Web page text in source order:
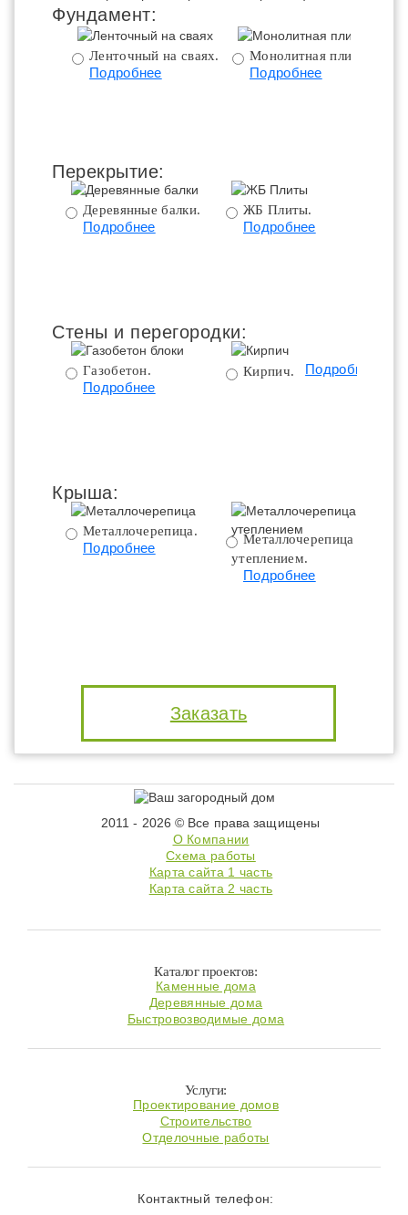
Фундамент:
Ленточный на сваях.
Подробнее
Монолитная плита.
Подробнее
Перекрытие:
Деревянные балки.
Подробнее
ЖБ Плиты.
Подробнее
Стены и перегородки:
Газобетон.
Подробнее
Кирпич. Подробнее
Крыша:
Металлочерепица.
Подробнее
Металлочерепица с
утеплением.
Подробнее
Заказать
2011 - 2026 © Все права защищены
О Компании
Схема работы
Карта сайта 1 часть
Карта сайта 2 часть
Каталог проектов:
Каменные дома
Деревянные дома
Быстровозводимые дома
Услуги:
Проектирование домов
Строительство
Отделочные работы
Контактный телефон: